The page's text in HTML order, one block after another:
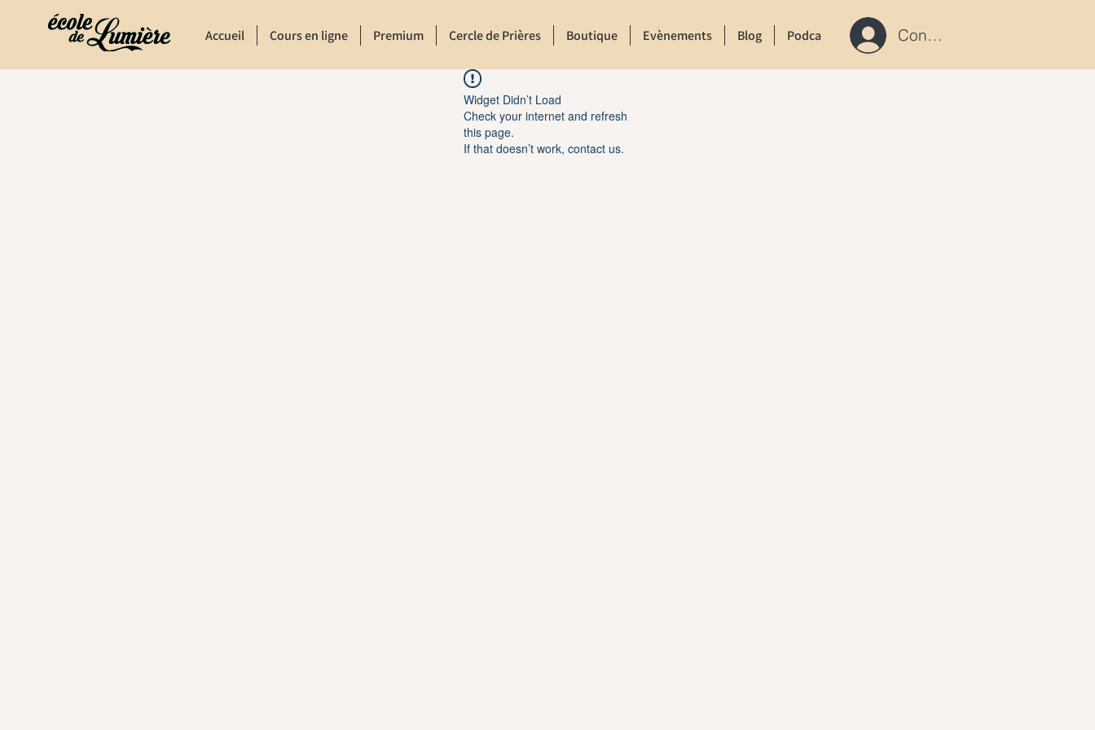
Accueil Cours en ligne Premium Cercle de Prières Boutique Evènements Blog Podcast ContactConnexion / S'inscrire
Widget Didn’t Load
Check your internet and refresh
this page.
If that doesn’t work, contact us.